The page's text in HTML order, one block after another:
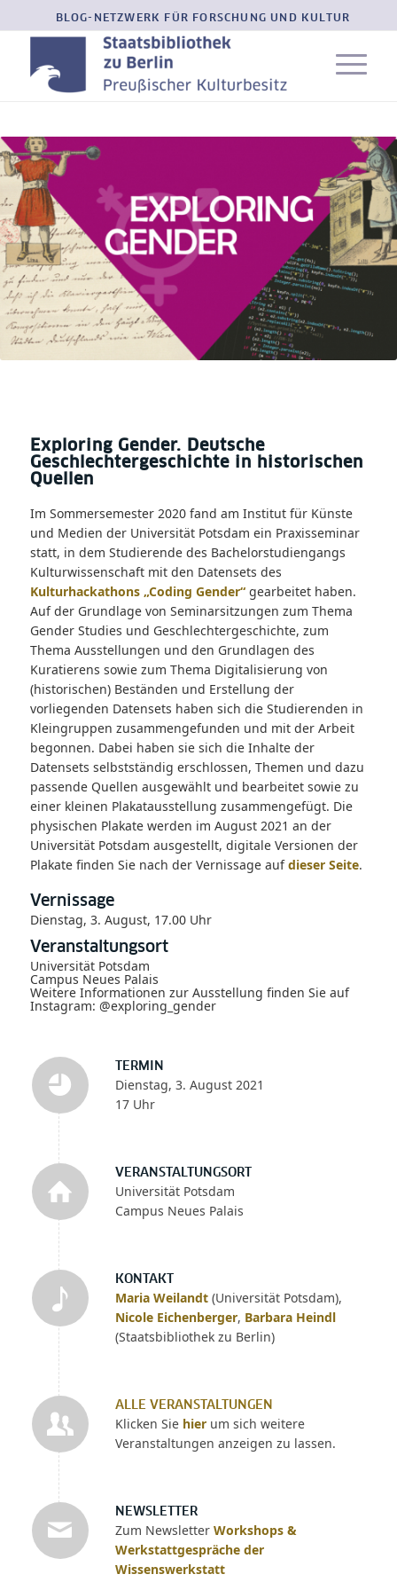
BLOG-NETZWERK FÜR FORSCHUNG UND KULTUR
TERMIN
Dienstag, 3. August 2021
17 Uhr
VERANSTALTUNGSORT
Universität Potsdam
Campus Neues Palais
KONTAKT
Maria Weilandt(Universität Potsdam),
Nicole Eichenberger, Barbara Heindl
(Staatsbibliothek zu Berlin)
ALLE VERANSTALTUNGEN
Klicken Sie hierum sich weitere
Veranstaltungen anzeigen zu lassen.
NEWSLETTER
Zum Newsletter Workshops &
Werkstattgespräche der
Wissenswerkstatt
Exploring Gender. Deutsche
Geschlechtergeschichte in historischen
Quellen
Im Sommersemester 2020 fand am Institut für Künste
und Medien der Universität Potsdam ein Praxisseminar
statt, in dem Studierende des Bachelorstudiengangs
Kulturwissenschaft mit den Datensets des
Kulturhackathons „Coding Gender“gearbeitet haben.
Auf der Grundlage von Seminarsitzungen zum Thema
Gender Studies und Geschlechtergeschichte, zum
Thema Ausstellungen und den Grundlagen des
Kuratierens sowie zum Thema Digitalisierung von
(historischen) Beständen und Erstellung der
vorliegenden Datensets haben sich die Studierenden in
Kleingruppen zusammengefunden und mit der Arbeit
begonnen. Dabei haben sie sich die Inhalte der
Datensets selbstständig erschlossen, Themen und dazu
passende Quellen ausgewählt und bearbeitet sowie zu
einer kleinen Plakatausstellung zusammengefügt. Die
physischen Plakate werden im August 2021 an der
Universität Potsdam ausgestellt, digitale Versionen der
Plakate finden Sie nach der Vernissage aufdieser Seite.
Vernissage
Dienstag, 3. August, 17.00 Uhr
Veranstaltungsort
Universität Potsdam
Campus Neues Palais
Weitere Informationen zur Ausstellung finden Sie auf
Instagram: @exploring_gender